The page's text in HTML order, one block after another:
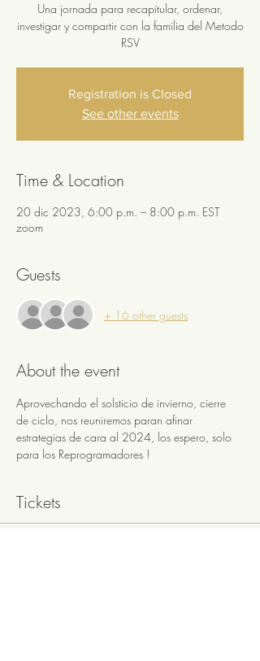
Una jornada para recapitular, ordenar,
investigar y compartir con la familia del Metodo
RSV
Registration is Closed
See other events
Time & Location
20 dic 2023, 6:00 p.m. – 8:00 p.m. EST
zoom
Guests
+ 16 other guests
About the event
Aprovechando el solsticio de invierno, cierre
de ciclo, nos reuniremos paran afinar
estrategias de cara al 2024, los espero, solo
para los Reprogramadores !
Tickets